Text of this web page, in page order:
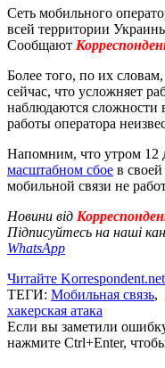
Сеть мобильного
всей территории
Сообщают
Более того, по их
сейчас, что усложняет
наблюдаются сложности
работы оператора
Напомним, что утром 12
масштабном сбое в
мобильной связи не
Новини від
Підписуйтесь на наші
WhatsApp
Читайте
ТЕГИ: Мобильная связь,
хакерская атака
Если вы заметили
нажмите Ctrl+Enter,